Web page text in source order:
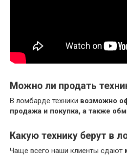
Можно ли продать
В ломбарде техники возможно
продажа и покупка, а также
Какую технику берут в
Чаще всего наши клиенты сдают